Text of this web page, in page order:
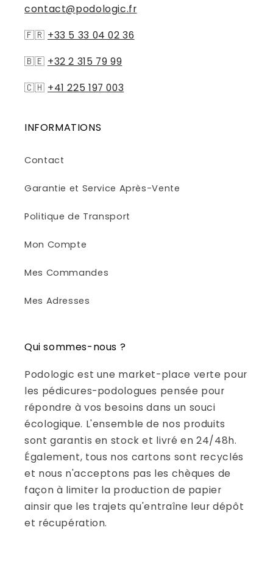
contact@podologic.fr
🇫🇷 +33 5 33 04 02 36
🇧🇪 +32 2 315 79 99
🇨🇭 +41 225 197 003
INFORMATIONS
Contact
Garantie et Service Après-Vente
Politique de Transport
Mon Compte
Mes Commandes
Mes Adresses
Qui sommes-nous ?
Podologic est une market-place verte pour
les pédicures-podologues pensée pour
répondre à vos besoins dans un souci
écologique. L'ensemble de nos produits
sont garantis en stock et livré en 24/48h.
Également, tous nos cartons sont recyclés
et nous n'acceptons pas les chèques de
façon à limiter la production de papier
ainsir que les trajets qu'entraîne leur dépôt
et récupération.